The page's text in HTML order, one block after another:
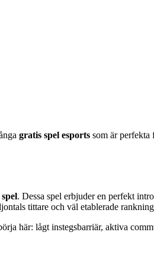
gratis spel esports som är perfekta
. Dessa spel erbjuder en perfekt
tittare och väl etablerade
här: lågt instegsbarriär, aktiva